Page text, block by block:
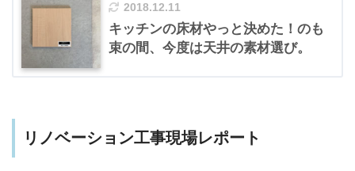
2018.12.11
キッチンの床材やっと決めた！のも
束の間、今度は天井の素材選び。
リノベーション工事現場レポート